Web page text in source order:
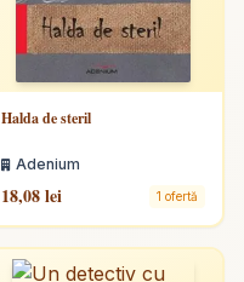
Halda de steril
Adenium
18,08 lei 1 ofertă